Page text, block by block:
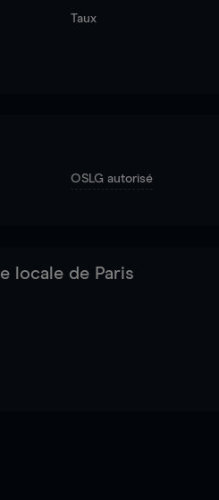
Taux
OSLG autorisé
locale de Paris